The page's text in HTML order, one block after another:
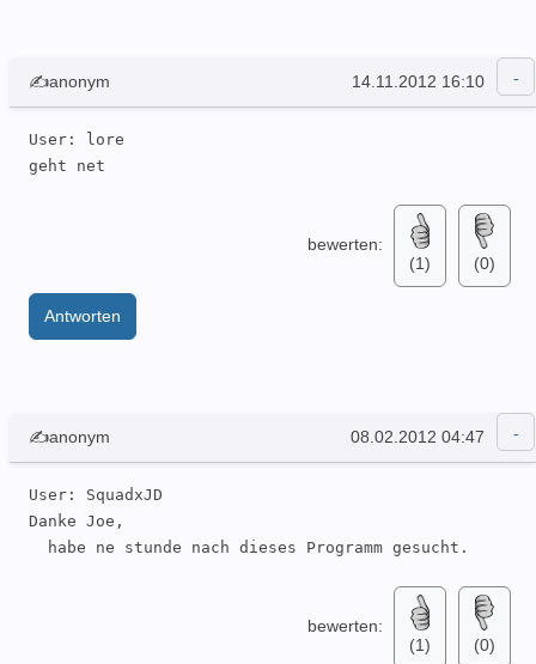
✍anonym 14.11.2012 16:10
User: lore
geht net
bewerten:
(1)
(0)
Antworten
✍anonym 08.02.2012 04:47
User: SquadxJD
Danke Joe,
  habe ne stunde nach dieses Programm gesucht.
bewerten:
(1)
(0)